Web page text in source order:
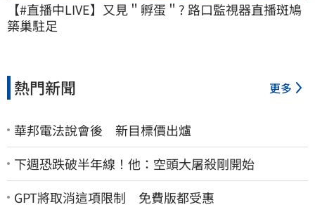
【#直播中LIVE】又見＂孵蛋＂? 路口監視器直播斑鳩
築巢駐足
熱門新聞 更多
華邦電法說會後 新目標價出爐
下週恐跌破半年線！他：空頭大屠殺剛開始
GPT將取消這項限制 免費版都受惠